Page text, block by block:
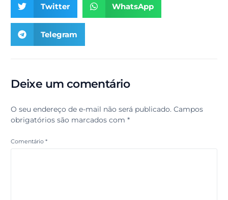
Twitter WhatsApp
Telegram
Deixe um comentário
O seu endereço de e-mail não será publicado. Campos
obrigatórios são marcados com*
Comentário*